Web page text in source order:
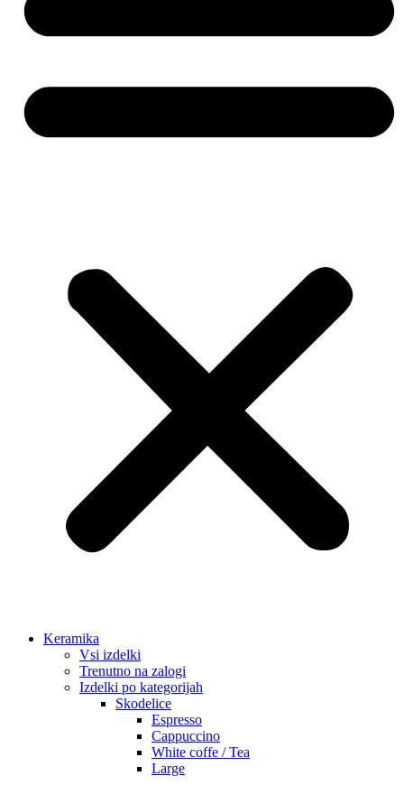
Keramika
Vsi izdelki
Trenutno na zalogi
Izdelki po kategorijah
Skodelice
Espresso
Cappuccino
White coffe / Tea
Large